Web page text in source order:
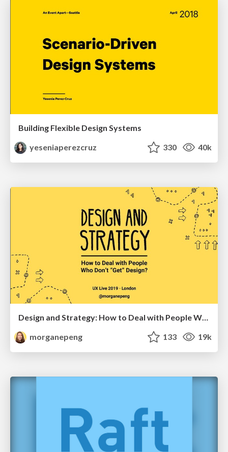
Building Flexible Design Systems
yeseniaperezcruz
330 40k
Design and Strategy: How to Deal with People Who Don’t "Get" Design
morganepeng
133 19k